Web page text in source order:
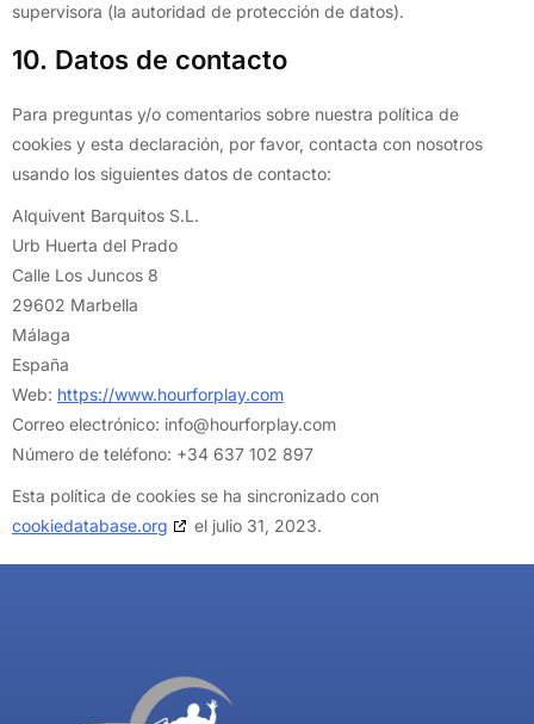
supervisora (la autoridad de protección de datos).
10. Datos de contacto
Para preguntas y/o comentarios sobre nuestra política de
cookies y esta declaración, por favor, contacta con nosotros
usando los siguientes datos de contacto:
Alquivent Barquitos S.L.
Urb Huerta del Prado
Calle Los Juncos 8
29602 Marbella
Málaga
España
Web: https://www.hourforplay.com
Correo electrónico: info@hourforplay.com
Número de teléfono: +34 637 102 897
Esta política de cookies se ha sincronizado con
cookiedatabase.org
el julio 31, 2023.